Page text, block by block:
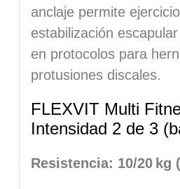
anclaje permite
estabilización
en protocolos para
protusiones discales.
FLEXVIT Multi
Intensidad 2 de 3
Resistencia: 10/20kg